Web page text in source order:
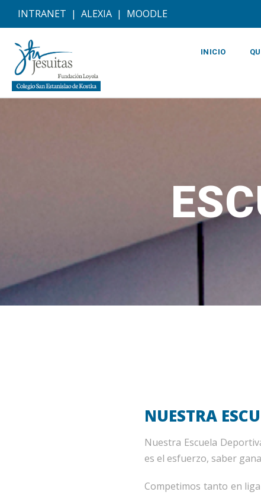
INTRANET | ALEXIA | MOODLE
INICIO
NUESTRA
Nuestra Escuela
es el esfuerzo, saber
Competimos tanto en